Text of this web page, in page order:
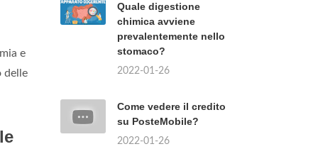
e
delle
Quale digestione
chimica avviene
prevalentemente nello
stomaco?
2022-01-26
Come vedere il credito
su PosteMobile?
2022-01-26